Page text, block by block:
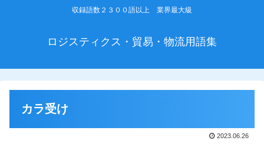
収録語数２３００語以上 業界最大級
ロジスティクス・貿易・物流用語集
カラ受け
2023.06.26